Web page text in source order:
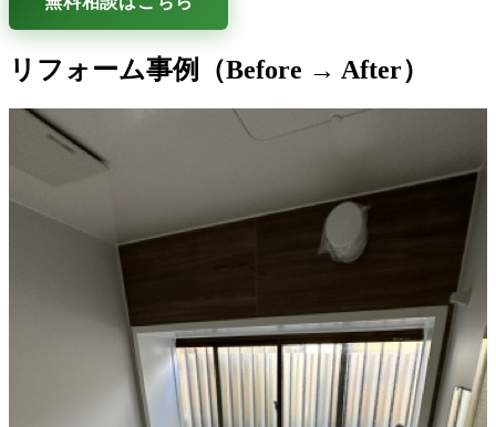
リフォーム事例（Before → After）